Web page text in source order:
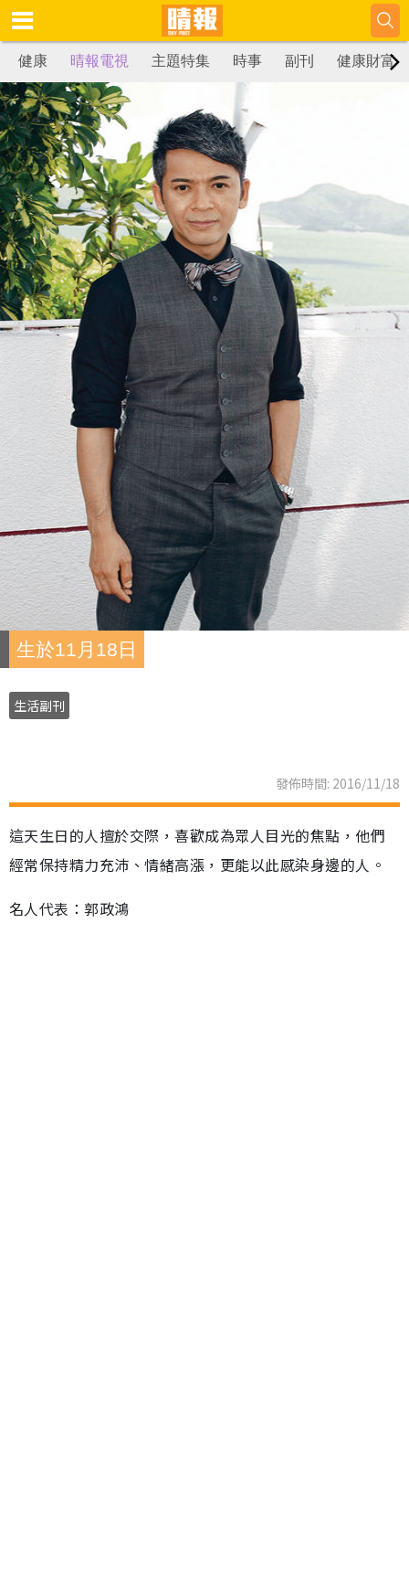
健康 晴報電視 主題特集 時事 副刊 健康財富
生於11月18日
生活副刊
發佈時間: 2016/11/18
這天生日的人擅於交際，喜歡成為眾人目光的焦點，他們
經常保持精力充沛、情緒高漲，更能以此感染身邊的人。
名人代表：郭政鴻